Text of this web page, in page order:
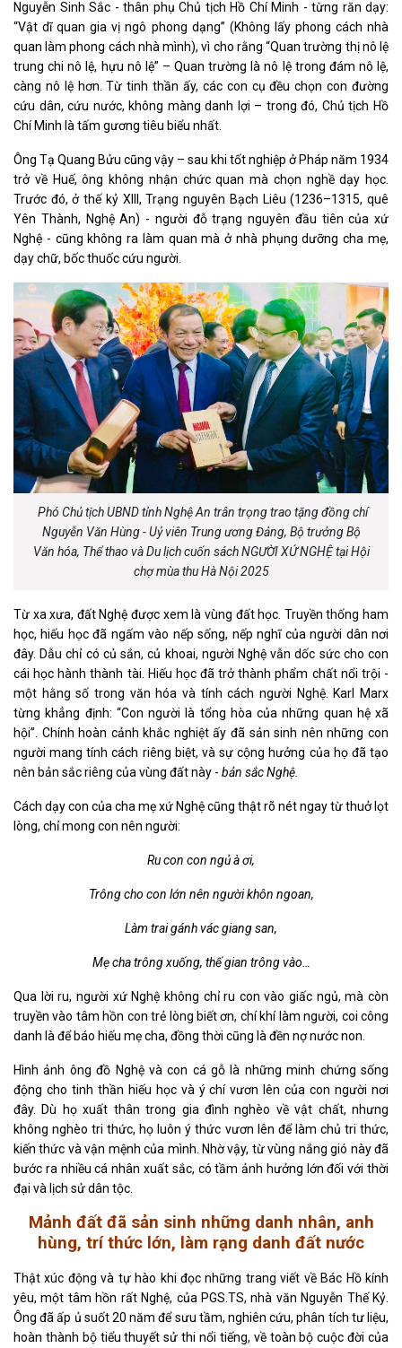
Nguyễn Sinh Sắc - thân phụ Chủ tịch Hồ Chí Minh - từng răn dạy:
“Vật dĩ quan gia vị ngô phong dạng” (Không lấy phong cách nhà
quan làm phong cách nhà mình), vì cho rằng “Quan trường thị nô lệ
trung chi nô lệ, hựu nô lệ” – Quan trường là nô lệ trong đám nô lệ,
càng nô lệ hơn. Từ tinh thần ấy, các con cụ đều chọn con đường
cứu dân, cứu nước, không màng danh lợi – trong đó, Chủ tịch Hồ
Chí Minh là tấm gương tiêu biểu nhất.
Ông Tạ Quang Bửu cũng vậy – sau khi tốt nghiệp ở Pháp năm 1934
trở về Huế, ông không nhận chức quan mà chọn nghề dạy học.
Trước đó, ở thế kỷ XIII, Trạng nguyên Bạch Liêu (1236–1315, quê
Yên Thành, Nghệ An) - người đỗ trạng nguyên đầu tiên của xứ
Nghệ - cũng không ra làm quan mà ở nhà phụng dưỡng cha mẹ,
dạy chữ, bốc thuốc cứu người.
Phó Chủ tịch UBND tỉnh Nghệ An trân trọng trao tặng đồng chí
Nguyễn Văn Hùng - Uỷ viên Trung ương Đảng, Bộ trưởng Bộ
Văn hóa, Thể thao và Du lịch cuốn sách NGƯỜI XỨ NGHỆ tại Hội
chợ mùa thu Hà Nội 2025
Từ xa xưa, đất Nghệ được xem là vùng đất học. Truyền thống ham
học, hiếu học đã ngấm vào nếp sống, nếp nghĩ của người dân nơi
đây. Dẫu chỉ có củ sắn, củ khoai, người Nghệ vẫn dốc sức cho con
cái học hành thành tài. Hiếu học đã trở thành phẩm chất nổi trội -
một hằng số trong văn hóa và tính cách người Nghệ. Karl Marx
từng khẳng định: “Con người là tổng hòa của những quan hệ xã
hội”. Chính hoàn cảnh khắc nghiệt ấy đã sản sinh nên những con
người mang tính cách riêng biệt, và sự cộng hưởng của họ đã tạo
nên bản sắc riêng của vùng đất này - bản sắc Nghệ.
Cách dạy con của cha mẹ xứ Nghệ cũng thật rõ nét ngay từ thuở lọt
lòng, chỉ mong con nên người:
Ru con con ngủ à ơi,
Trông cho con lớn nên người khôn ngoan,
Làm trai gánh vác giang san,
Mẹ cha trông xuống, thế gian trông vào…
Qua lời ru, người xứ Nghệ không chỉ ru con vào giấc ngủ, mà còn
truyền vào tâm hồn con trẻ lòng biết ơn, chí khí làm người, coi công
danh là để báo hiếu mẹ cha, đồng thời cũng là đền nợ nước non.
Hình ảnh ông đồ Nghệ và con cá gỗ là những minh chứng sống
động cho tinh thần hiếu học và ý chí vươn lên của con người nơi
đây. Dù họ xuất thân trong gia đình nghèo về vật chất, nhưng
không nghèo tri thức, họ luôn ý thức vươn lên để làm chủ tri thức,
kiến thức và vận mệnh của mình. Nhờ vậy, từ vùng nắng gió này đã
bước ra nhiều cá nhân xuất sắc, có tầm ảnh hưởng lớn đối với thời
đại và lịch sử dân tộc.
Mảnh đất đã sản sinh những danh nhân, anh
hùng, trí thức lớn, làm rạng danh đất nước
Thật xúc động và tự hào khi đọc những trang viết về Bác Hồ kính
yêu, một tâm hồn rất Nghệ, của PGS.TS, nhà văn Nguyễn Thế Kỷ.
Ông đã ấp ủ suốt 20 năm để sưu tầm, nghiên cứu, phân tích tư liệu,
hoàn thành bộ tiểu thuyết sử thi nổi tiếng, về toàn bộ cuộc đời của